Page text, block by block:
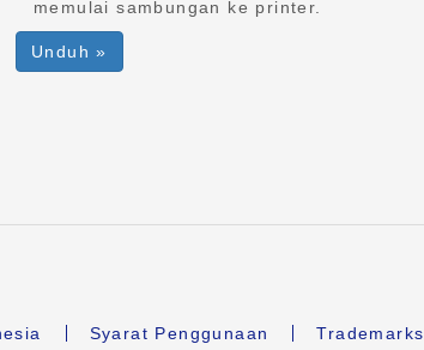
memulai sambungan ke printer.
Unduh »
Syarat Penggunaan Trademarks